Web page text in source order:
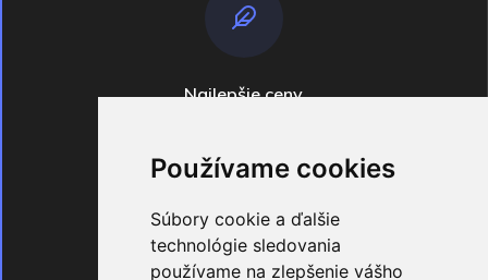
Používame cookies
Súbory cookie a ďalšie
technológie sledovania
používame na zlepšenie vášho
Najlepšie ceny